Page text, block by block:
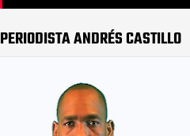
PERIODISTA ANDRÉS CASTILLO